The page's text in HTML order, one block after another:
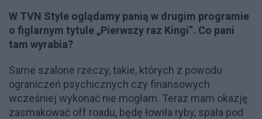
W TVN Style oglądamy panią w drugim programie
o figlarnym tytule „Pierwszy raz Kingi”. Co pani
tam wyrabia?
Same szalone rzeczy, takie, których z powodu
ograniczeń psychicznych czy finansowych
wcześniej wykonać nie mogłam. Teraz mam okazję
zasmakować off roadu, będę łowiła ryby, spała pod